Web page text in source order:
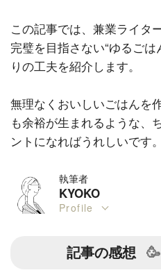
この記事では、兼業ライタ
完璧を目指さない“ゆるご
りの工夫を紹介します。
無理なくおいしいごはんを
も余裕が生まれるような、
ントになればうれしいです。
執筆者
KYOKO
Profile
記事の感想 🥳